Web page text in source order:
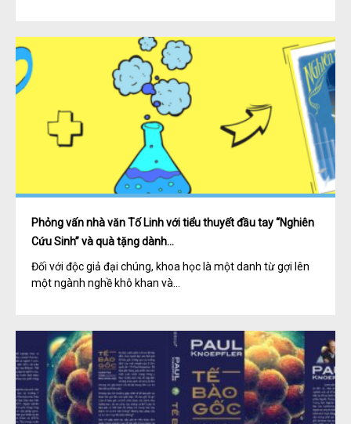
Phỏng vấn nhà văn Tố Linh với tiểu thuyết đầu tay “Nghiên
Cứu Sinh” và quà tặng dành...
Đối với độc giả đại chúng, khoa học là một danh từ gợi lên
một ngành nghề khô khan và...